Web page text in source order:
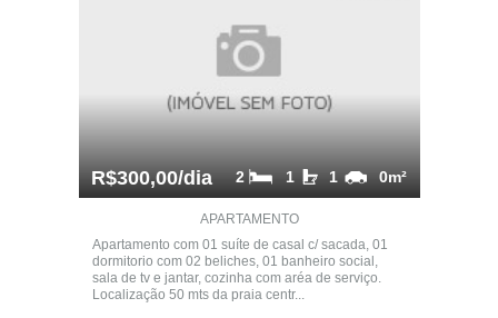
R$300,00/dia 0m²
1
1
2
APARTAMENTO
Apartamento com 01 suíte de casal c/ sacada, 01
dormitorio com 02 beliches, 01 banheiro social,
sala de tv e jantar, cozinha com aréa de serviço.
Localização 50 mts da praia centr...